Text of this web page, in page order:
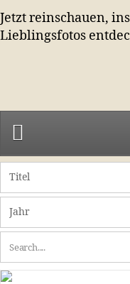
Jetzt reinschauen,
Lieblingsfotos